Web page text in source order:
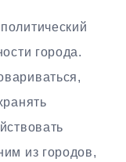
города.
из городов,